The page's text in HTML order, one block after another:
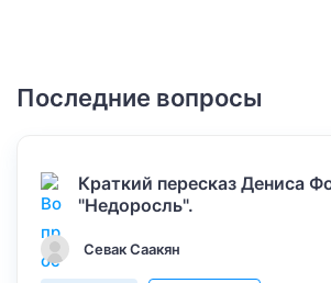
Последние вопросы
Краткий пересказ Дениса
"Недоросль".
Севак Саакян